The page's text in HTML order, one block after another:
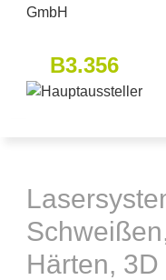
B3.356
Härten,